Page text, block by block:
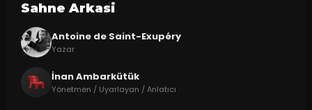
Sahne Arkasi
Antoine de Saint-Exupéry
Yazar
İnan Ambarkütük
Yönetmen / Uyarlayan / Anlatıcı